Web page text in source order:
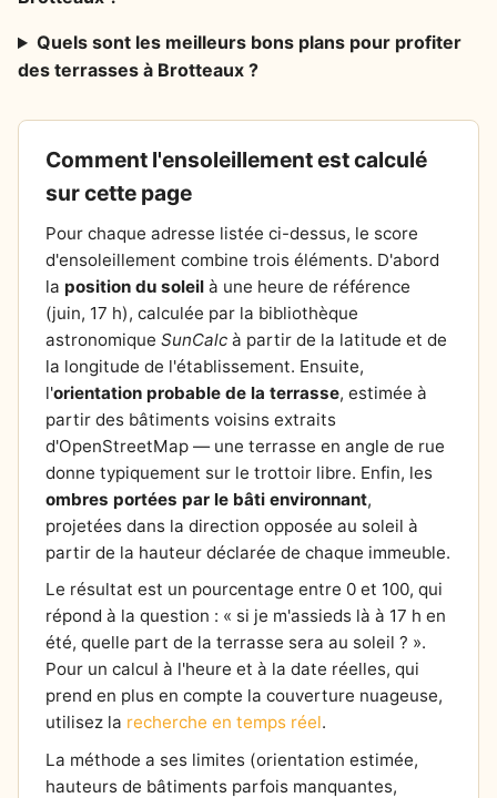
Quels sont les meilleurs bons plans pour profiter
des terrasses à Brotteaux ?
Comment l'ensoleillement est calculé
sur cette page
Pour chaque adresse listée ci-dessus, le score
d'ensoleillement combine trois éléments. D'abord
la position du soleil à une heure de référence
(juin, 17 h), calculée par la bibliothèque
astronomique SunCalc à partir de la latitude et de
la longitude de l'établissement. Ensuite,
l'orientation probable de la terrasse, estimée à
partir des bâtiments voisins extraits
d'OpenStreetMap — une terrasse en angle de rue
donne typiquement sur le trottoir libre. Enfin, les
ombres portées par le bâti environnant,
projetées dans la direction opposée au soleil à
partir de la hauteur déclarée de chaque immeuble.
Le résultat est un pourcentage entre 0 et 100, qui
répond à la question : « si je m'assieds là à 17 h en
été, quelle part de la terrasse sera au soleil ? ».
Pour un calcul à l'heure et à la date réelles, qui
prend en plus en compte la couverture nuageuse,
utilisez la recherche en temps réel.
La méthode a ses limites (orientation estimée,
hauteurs de bâtiments parfois manquantes,